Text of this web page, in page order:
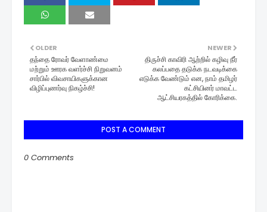
NEWER
திருச்சி காவிரி ஆற்றில் கழிவு நீர்
கலப்பதை தடுக்க நடவடிக்கை
எடுக்க வேண்டும் என, நாம் தமிழர்
கட்சியினர் மாவட்ட
ஆட்சியரகத்தில் கோரிக்கை.
OLDER
தந்தை ரோவர் வேளாண்மை
மற்றும் ஊரக வளர்ச்சி நிறுவனம்
சார்பில் விவசாயிகளுக்கான
விழிப்புணர்வு நிகழ்ச்சி!
POST A COMMENT
0 Comments